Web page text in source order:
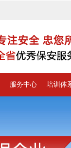
服务中心 培训体